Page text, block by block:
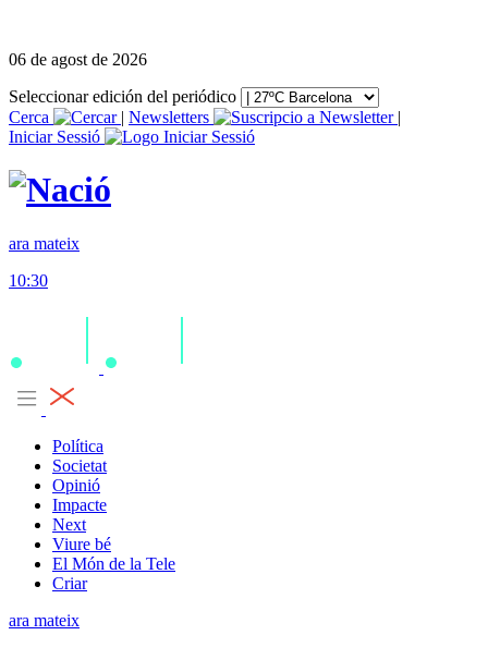
06 de agost de 2026
Seleccionar edición del periódico
Cerca
| Newsletters
|
Iniciar Sessió
ara mateix
10:30
Política
Societat
Opinió
Impacte
Next
Viure bé
El Món de la Tele
Criar
ara mateix